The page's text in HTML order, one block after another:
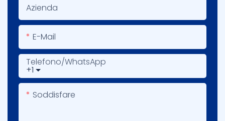
Azienda
E-Mail
+1
Telefono/WhatsApp
Soddisfare